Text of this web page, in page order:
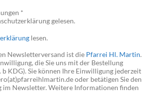
*
gelesen.
lesen.
Newsletterversand ist die Pfarrei Hl. Martin.
die Sie uns mit der Bestellung
b KDG). Sie können Ihre Einwilligung jederzeit
oder betätigen Sie den
im Newsletter. Weitere Informationen finden